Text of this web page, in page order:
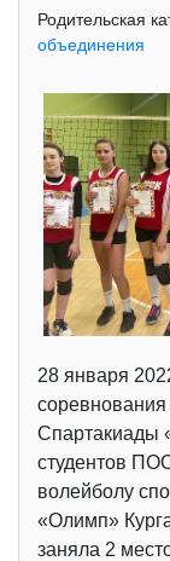
Родительская
объединения
28 января
Спартакиады
студентов
волейболу
«Олимп»
заняла 2